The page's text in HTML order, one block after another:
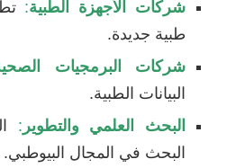
شركات الأجهزة الطبية:
طبية جديدة.
شركات البرمجيات
البيانات الطبية.
البحث العلمي والتطوير :
البحث في المجال البيوطبي.